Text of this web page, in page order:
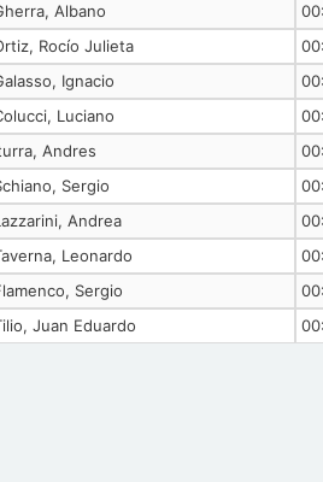
Albano
Rocío Julieta
Ignacio
Luciano
Andres
Sergio
Andrea
Leonardo
Sergio
Juan Eduardo